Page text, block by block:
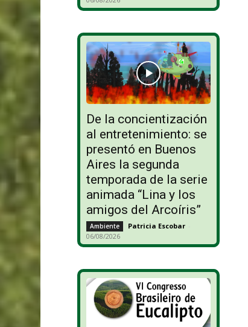
De la concientización
al entretenimiento: se
presentó en Buenos
Aires la segunda
temporada de la serie
animada “Lina y los
amigos del Arcoíris”
Ambiente Patricia Escobar -
06/08/2026